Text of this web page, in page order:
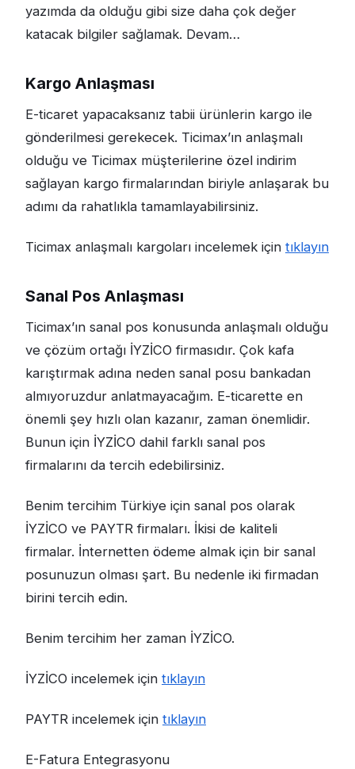
yazımda da olduğu gibi size daha çok değer
katacak bilgiler sağlamak. Devam…
Kargo Anlaşması
E-ticaret yapacaksanız tabii ürünlerin kargo ile
gönderilmesi gerekecek. Ticimax’ın anlaşmalı
olduğu ve Ticimax müşterilerine özel indirim
sağlayan kargo firmalarından biriyle anlaşarak bu
adımı da rahatlıkla tamamlayabilirsiniz.
Ticimax anlaşmalı kargoları incelemek için tıklayın
Sanal Pos Anlaşması
Ticimax’ın sanal pos konusunda anlaşmalı olduğu
ve çözüm ortağı İYZİCO firmasıdır. Çok kafa
karıştırmak adına neden sanal posu bankadan
almıyoruzdur anlatmayacağım. E-ticarette en
önemli şey hızlı olan kazanır, zaman önemlidir.
Bunun için İYZİCO dahil farklı sanal pos
firmalarını da tercih edebilirsiniz.
Benim tercihim Türkiye için sanal pos olarak
İYZİCO ve PAYTR firmaları. İkisi de kaliteli
firmalar. İnternetten ödeme almak için bir sanal
posunuzun olması şart. Bu nedenle iki firmadan
birini tercih edin.
Benim tercihim her zaman İYZİCO.
İYZİCO incelemek için tıklayın
PAYTR incelemek için tıklayın
E-Fatura Entegrasyonu